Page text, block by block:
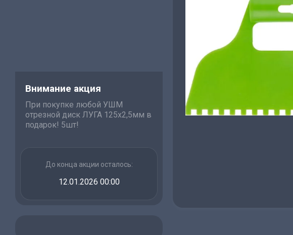
Внимание акция
При покупке любой УШМ
отрезной диск ЛУГА 125х2,5мм в
подарок! 5шт!
До конца акции осталось:
12.01.2026 00:00